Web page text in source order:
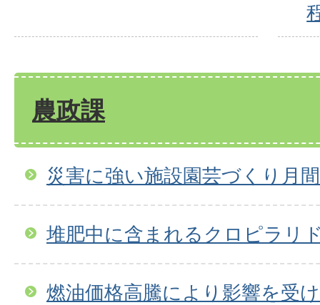
農政課
災害に強い施設園芸づくり月
堆肥中に含まれるクロピラリ
燃油価格高騰により影響を受